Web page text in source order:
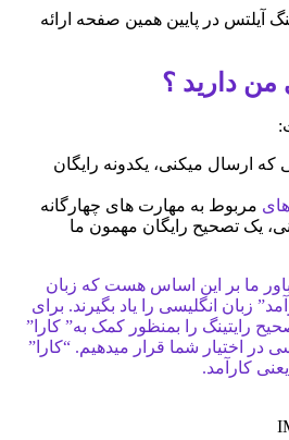
آیلتس در پایین همین صفحه ارائه
من دارید ؟
که ارسال میکنی، یکدونه رایگان
مربوط به مهارت های چهارگانه
یک تصحیح رایگان مهمون ما
ما بر این اساس هست که زبان
زبان انگلیسی را یاد بگیرند. برای
رایتینگ را بمنظور کمک به” کارا”
در اختیار شما قرار میدهیم. “کارا”
یعنی کارآمد.